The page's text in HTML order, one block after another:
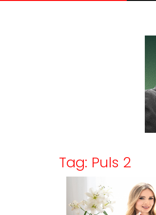
Tag: Puls 2